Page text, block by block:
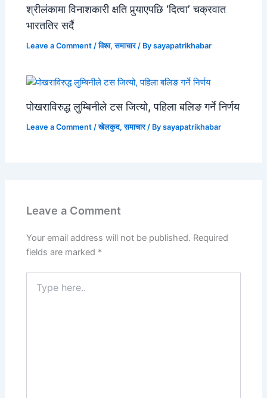
श्रीलंकामा विनाशकारी क्षति पुर्‍याएपछि ‘दित्वा’ चक्रवात
भारततिर सर्दै
Leave a Comment /विश्व,समाचार/ Bysayapatrikhabar
पोखराविरुद्ध लुम्बिनीले टस जित्यो, पहिला बलिङ गर्ने निर्णय
Leave a Comment /खेलकुद,समाचार/ Bysayapatrikhabar
Leave a Comment
Your email address will not be published. Required
fields are marked *
here..